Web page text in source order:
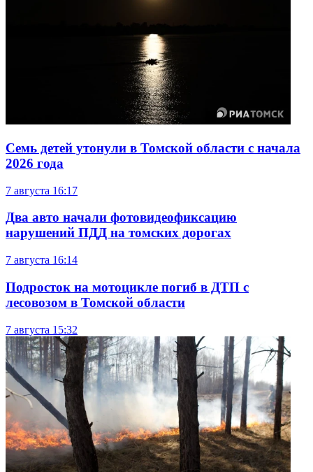
Семь детей утонули в Томской области с начала
2026 года
7 августа 16:17
Два авто начали фотовидеофиксацию
нарушений ПДД на томских дорогах
7 августа 16:14
Подросток на мотоцикле погиб в ДТП с
лесовозом в Томской области
7 августа 15:32